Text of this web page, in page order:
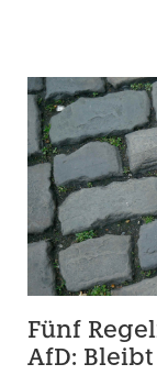
Fünf
AfD: